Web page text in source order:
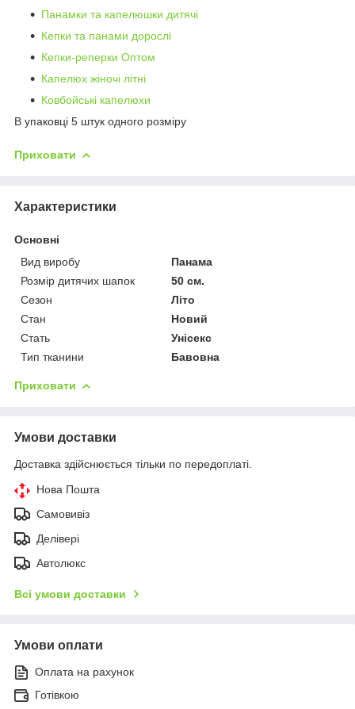
Панамки та капелюшки дитячі
Кепки та панами дорослі
Кепки-реперки Оптом
Капелюх жіночі літні
Ковбойські капелюхи
В упаковці 5 штук одного розміру
Приховати
Характеристики
Основні
Вид виробу
Панама
Розмір дитячих шапок
50 см.
Сезон
Літо
Стан
Новий
Стать
Унісекс
Тип тканини
Бавовна
Приховати
Умови доставки
Доставка здійснюється тільки по передоплаті.
Нова Пошта
Самовивіз
Делівері
Автолюкс
Всі умови доставки
Умови оплати
Оплата на рахунок
Готівкою